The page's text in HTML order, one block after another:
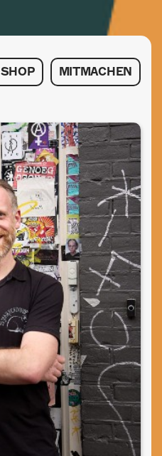
SHOP MITMACHEN